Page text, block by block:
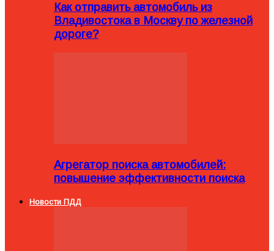
Как отправить автомобиль из
Владивостока в Москву по железной
дороге?
Агрегатор поиска автомобилей:
повышение эффективности поиска
Новости ПДД